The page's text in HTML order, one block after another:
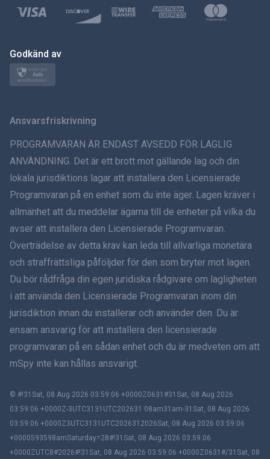
Polski
ภาษาไทย
Dansk
हिंदी
עברית
Română
Ελληνικά
繁體中文
Slovenčina
Godkänd av
Ansvarsfriskrivning
PROGRAMVARAN ÄR ENDAST AVSEDD FÖR LAGLIG
ANVÄNDNING. Det är ett brott mot gällande lag och din
lokala jurisdiktions lagar att installera den Licensierade
Programvaran på en enhet som du inte äger. Lagen kräver i
allmänhet att du meddelar ägarna till de enheter på vilka du
avser att installera den Licensierade Programvaran.
Överträdelse av detta krav kan leda till allvarliga monetära
och straffrättsliga påföljder för den som bryter mot lagen.
Du bör rådfråga din egen juridiska rådgivare om lagligheten
i att använda den Licensierade Programvaran inom din
jurisdiktion innan du installerar och använder den. Du är
ensam ansvarig för att installera den licensierade
programvaran på en sådan enhet och du är medveten om att
mSpy inte kan hållas ansvarigt.
© #!31Sat, 08 Aug 2026 03:59:06 +0000Z0631#31Sat, 08 Aug 2026
03:59:06 +0000Z-3UTC3131UTC202631 08am31am-31Sat, 08 Aug 2026
03:59:06 +0000Z3UTC3131UTC2026312026Sat, 08 Aug 2026 03:59:06
+0000593598amSaturday=28#!31Sat, 08 Aug 2026 03:59:06
+0000ZUTC8#2026#!31Sat, 08 Aug 2026 03:59:06 +0000Z0631#/31Sat, 08